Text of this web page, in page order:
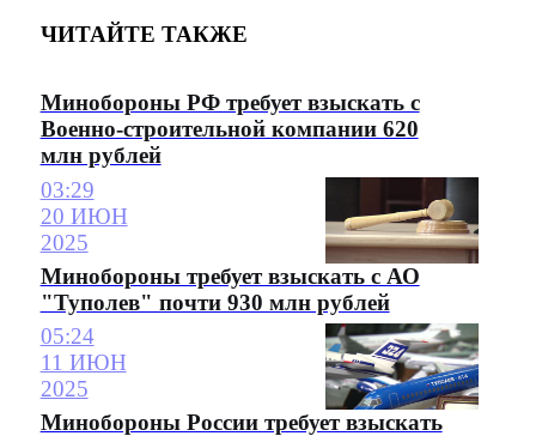
ЧИТАЙТЕ ТАКЖЕ
Минобороны РФ требует взыскать с
Военно-строительной компании 620
млн рублей
03:29
20 ИЮН
2025
Минобороны требует взыскать с АО
"Туполев" почти 930 млн рублей
05:24
11 ИЮН
2025
Минобороны России требует взыскать